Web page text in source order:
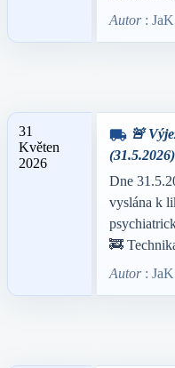
Autor: JaK
31
Květen
2026
local_shipping 🚨
(31.5.2026)
Dne
vyslána k
🚒
Autor: JaK